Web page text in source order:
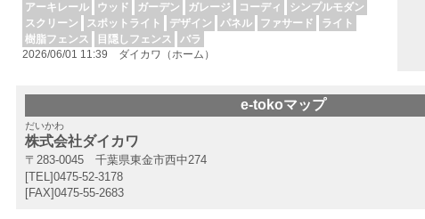
アーキレール
ウッド ガーデン ガレージ コーディ
シンプルモダン
スクリーン
スポットライト デザイン パネル ファサード
ライト
樹脂フェンス
目隠しフェンス
バラ
2026/06/01 11:39 ダイカワ（ホーム）
e-tokoマップ
だいかわ
株式会社ダイカワ
〒283-0045 千葉県東金市西中274
[TEL]0475-52-3178
[FAX]0475-55-2683